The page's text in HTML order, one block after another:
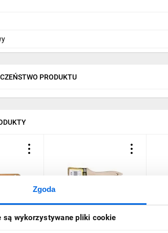
Zgoda
są wykorzystywane pliki cookie
PRODUKTU
36mm
71-513
Pędzel angielski 50mm
Home Tools MN-71-504